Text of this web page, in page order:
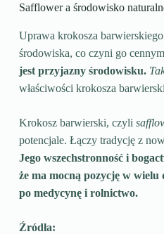
Safflower a środowisko
Uprawa krokosza
środowiska, co czyni go
jest przyjazny środowisku.
właściwości krokosza
Krokosz barwierski, czyli
potencjale. Łączy tradycję z
Jego wszechstronność i
że ma mocną pozycję w
po medycynę i rolnictwo.
Źródła: